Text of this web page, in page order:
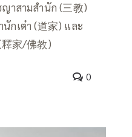
าสามสำนัก (三教)
กเต๋า (道家) และ
家/佛教)
0